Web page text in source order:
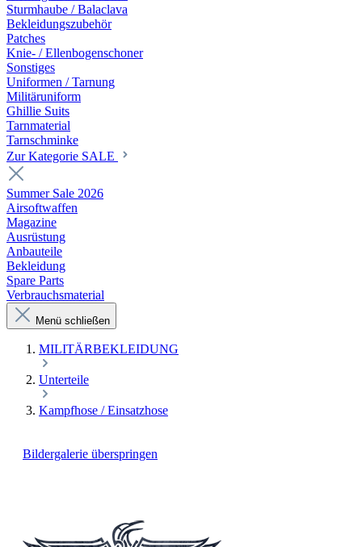
Sturmhaube / Balaclava
Bekleidungszubehör
Patches
Knie- / Ellenbogenschoner
Sonstiges
Uniformen / Tarnung
Militäruniform
Ghillie Suits
Tarnmaterial
Tarnschminke
Zur Kategorie SALE
Summer Sale 2026
Airsoftwaffen
Magazine
Ausrüstung
Anbauteile
Bekleidung
Spare Parts
Verbrauchsmaterial
Menü schließen
MILITÄRBEKLEIDUNG
Unterteile
Kampfhose / Einsatzhose
Bildergalerie überspringen